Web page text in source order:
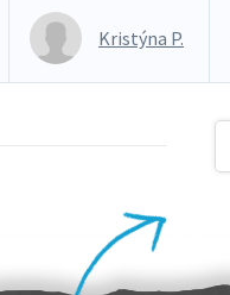
Kristýna P.